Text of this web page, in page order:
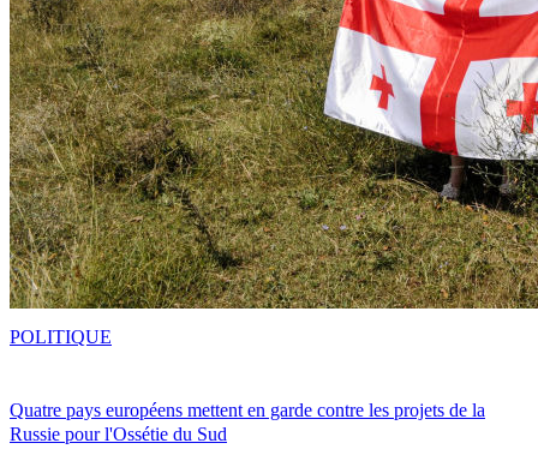
Quatre pays européens mettent en garde contre les projets de la
Russie pour l'Ossétie du Sud
POLITIQUE